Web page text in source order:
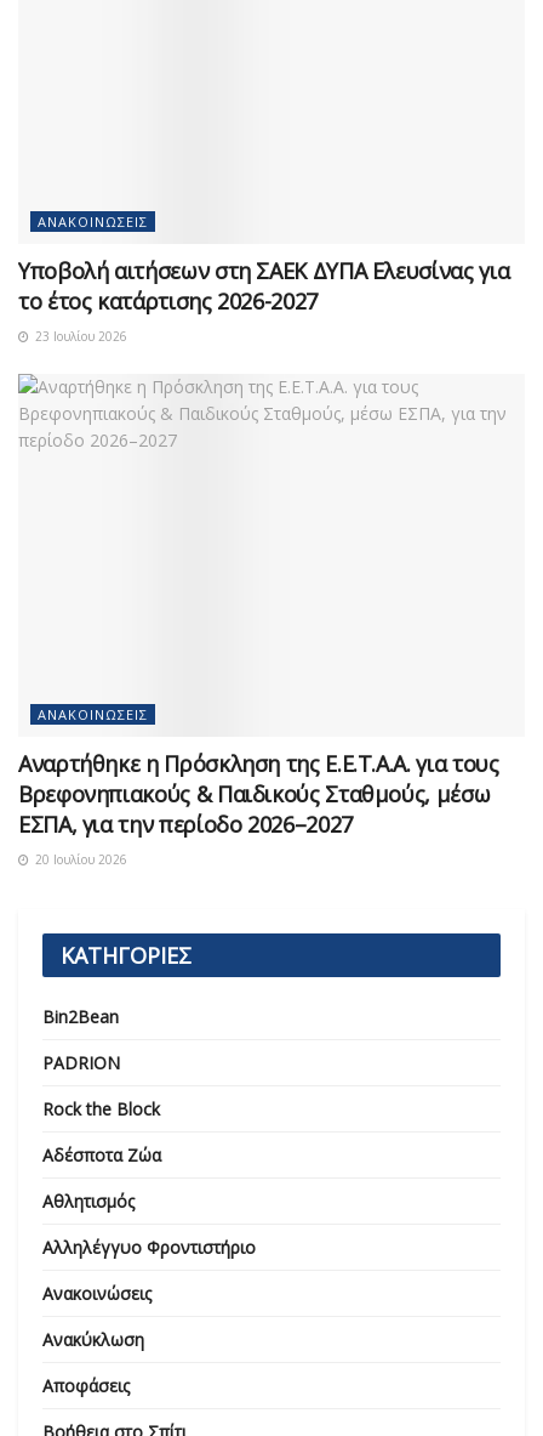
ΑΝΑΚΟΙΝΏΣΕΙΣ
Υποβολή αιτήσεων στη ΣΑΕΚ ΔΥΠΑ Ελευσίνας για
το έτος κατάρτισης 2026-2027
23 Ιουλίου 2026
ΑΝΑΚΟΙΝΏΣΕΙΣ
Αναρτήθηκε η Πρόσκληση της Ε.Ε.Τ.Α.Α. για τους
Βρεφονηπιακούς & Παιδικούς Σταθμούς, μέσω
ΕΣΠΑ, για την περίοδο 2026–2027
20 Ιουλίου 2026
ΚΑΤΗΓΟΡΙΕΣ
Bin2Bean
PADRION
Rock the Block
Αδέσποτα Ζώα
Αθλητισμός
Αλληλέγγυο Φροντιστήριο
Ανακοινώσεις
Ανακύκλωση
Αποφάσεις